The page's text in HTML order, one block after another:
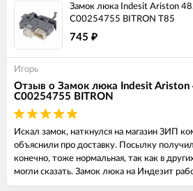
Замок люка Indesit Ariston
C00254755 BITRON T85
745 ₽
Игорь
Отзыв о Замок люка Indesit
C00254755 BITRON
Искал замок, наткнулся на магазин ЗИП
объяснили про доставку. Посылку
конечно, тоже нормальная, так как в
могли сказать. Замок люка на Индезит